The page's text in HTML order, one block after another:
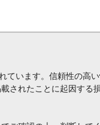
います。信頼性の高
されたことに起因する